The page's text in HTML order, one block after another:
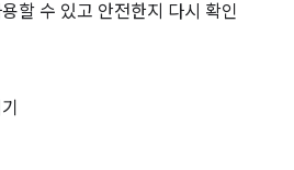
할 수 있고 안전한지 다시 확인